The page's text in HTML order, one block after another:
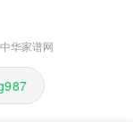
中华家谱网